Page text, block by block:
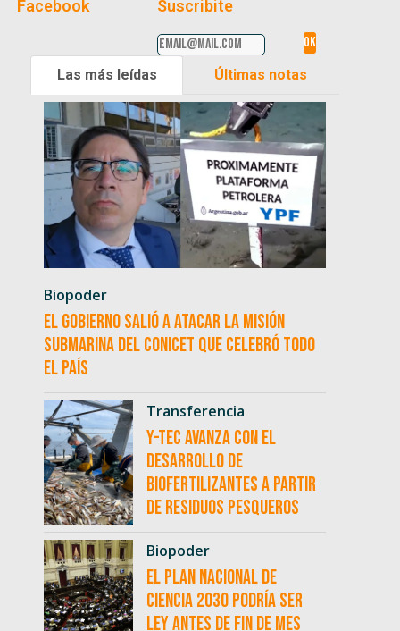
Facebook Suscribite
Las más leídas Últimas notas
Biopoder
El Gobierno salió a atacar la misión
submarina del CONICET que celebró todo
el país
Transferencia
Y-TEC avanza con el
desarrollo de
biofertilizantes a partir
de residuos pesqueros
Biopoder
El Plan Nacional de
Ciencia 2030 podría ser
ley antes de fin de mes